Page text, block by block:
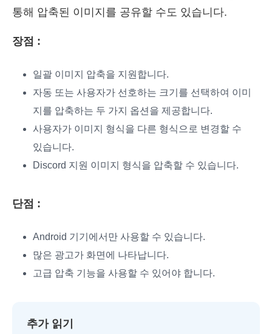
통해 압축된 이미지를 공유할 수도 있습니다.
장점 :
일괄 이미지 압축을 지원합니다.
자동 또는 사용자가 선호하는 크기를 선택하여 이미
지를 압축하는 두 가지 옵션을 제공합니다.
사용자가 이미지 형식을 다른 형식으로 변경할 수
있습니다.
Discord 지원 이미지 형식을 압축할 수 있습니다.
단점 :
Android 기기에서만 사용할 수 있습니다.
많은 광고가 화면에 나타납니다.
고급 압축 기능을 사용할 수 있어야 합니다.
추가 읽기